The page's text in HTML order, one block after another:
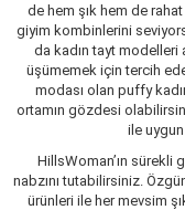
de hem şık hem de
giyim kombinlerini
da kadın tayt modelleri
üşümemek için tercih
modası olan puffy
ortamın gözdesi
ile
HillsWoman’ın sürekli
nabzını tutabilirsiniz.
ürünleri ile her mevsim